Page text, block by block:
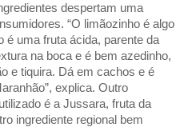
despertam uma
“O limãozinho é algo
é uma fruta ácida, parente da
na boca e é bem azedinho,
e tiquira. Dá em cachos e é
explica. Outro
é a Jussara, fruta da
ingrediente regional bem